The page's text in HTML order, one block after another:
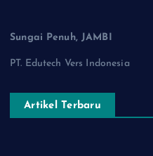
Sungai Penuh, JAMBI
PT. Edutech Vers Indonesia
Artikel Terbaru